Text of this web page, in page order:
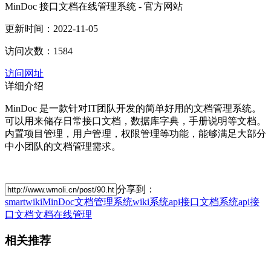
MinDoc 接口文档在线管理系统 - 官方网站
更新时间：2022-11-05
访问次数：1584
访问网址
详细介绍
MinDoc 是一款针对IT团队开发的简单好用的文档管理系统。
可以用来储存日常接口文档，数据库字典，手册说明等文档。
内置项目管理，用户管理，权限管理等功能，能够满足大部分
中小团队的文档管理需求。
分享到：
smartwikiMinDoc文档管理系统wiki系统api接口文档系统api接
口文档文档在线管理
相关推荐